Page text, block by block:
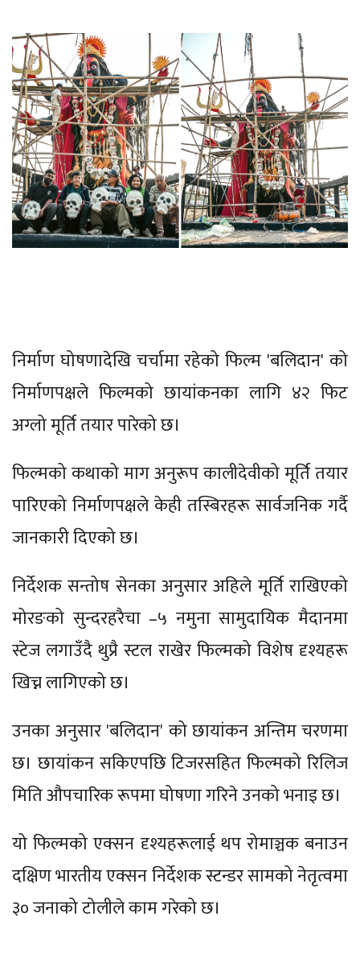
निर्माण घोषणादेखि चर्चामा रहेको फिल्म 'बलिदान' को
निर्माणपक्षले फिल्मको छायांकनका लागि ४२ फिट
अग्लो मूर्ति तयार पारेको छ।
फिल्मको कथाको माग अनुरूप कालीदेवीको मूर्ति तयार
पारिएको निर्माणपक्षले केही तस्बिरहरू सार्वजनिक गर्दै
जानकारी दिएको छ।
निर्देशक सन्तोष सेनका अनुसार अहिले मूर्ति राखिएको
मोरङको सुन्दरहरैचा –५ नमुना सामुदायिक मैदानमा
स्टेज लगाउँदै थुप्रै स्टल राखेर फिल्मको विशेष दृश्यहरू
खिच्न लागिएको छ।
उनका अनुसार 'बलिदान' को छायांकन अन्तिम चरणमा
छ। छायांकन सकिएपछि टिजरसहित फिल्मको रिलिज
मिति औपचारिक रूपमा घोषणा गरिने उनको भनाइ छ।
यो फिल्मको एक्सन दृश्यहरूलाई थप रोमाञ्चक बनाउन
दक्षिण भारतीय एक्सन निर्देशक स्टन्डर सामको नेतृत्वमा
३० जनाको टोलीले काम गरेको छ।